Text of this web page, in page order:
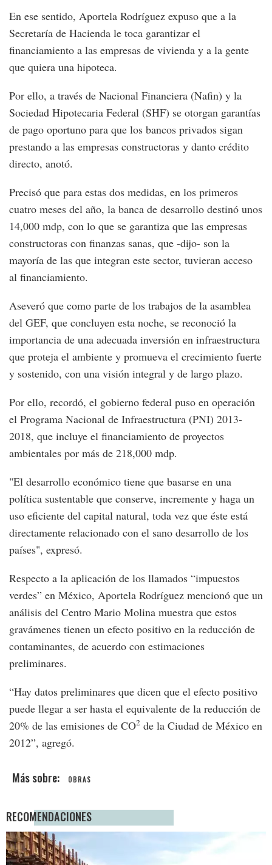
En ese sentido, Aportela Rodríguez expuso que a la
Secretaría de Hacienda le toca garantizar el
financiamiento a las empresas de vivienda y a la gente
que quiera una hipoteca.
Por ello, a través de Nacional Financiera (Nafin) y la
Sociedad Hipotecaria Federal (SHF) se otorgan garantías
de pago oportuno para que los bancos privados sigan
prestando a las empresas constructoras y danto crédito
directo, anotó.
Precisó que para estas dos medidas, en los primeros
cuatro meses del año, la banca de desarrollo destinó unos
14,000 mdp, con lo que se garantiza que las empresas
constructoras con finanzas sanas, que -dijo- son la
mayoría de las que integran este sector, tuvieran acceso
al financiamiento.
Aseveró que como parte de los trabajos de la asamblea
del GEF, que concluyen esta noche, se reconoció la
importancia de una adecuada inversión en infraestructura
que proteja el ambiente y promueva el crecimiento fuerte
y sostenido, con una visión integral y de largo plazo.
Por ello, recordó, el gobierno federal puso en operación
el Programa Nacional de Infraestructura (PNI) 2013-
2018, que incluye el financiamiento de proyectos
ambientales por más de 218,000 mdp.
"El desarrollo económico tiene que basarse en una
política sustentable que conserve, incremente y haga un
uso eficiente del capital natural, toda vez que éste está
directamente relacionado con el sano desarrollo de los
países", expresó.
Respecto a la aplicación de los llamados “impuestos
verdes” en México, Aportela Rodríguez mencionó que un
análisis del Centro Mario Molina muestra que estos
gravámenes tienen un efecto positivo en la reducción de
contaminantes, de acuerdo con estimaciones
preliminares.
“Hay datos preliminares que dicen que el efecto positivo
puede llegar a ser hasta el equivalente de la reducción de
20% de las emisiones de CO2 de la Ciudad de México en
2012”, agregó.
OBRAS
RECOMENDACIONES